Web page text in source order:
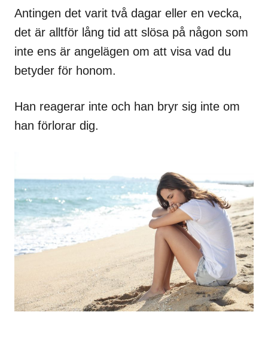
Antingen det varit två dagar eller en vecka,
det är alltför lång tid att slösa på någon som
inte ens är angelägen om att visa vad du
betyder för honom.
Han reagerar inte och han bryr sig inte om
han förlorar dig.